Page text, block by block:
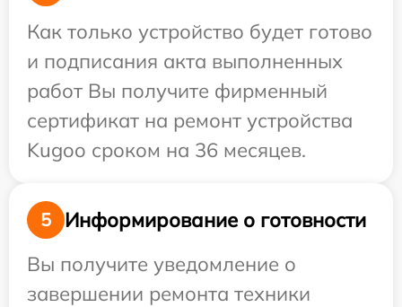
Как только устройство будет готово
и подписания акта выполненных
работ Вы получите фирменный
сертификат на ремонт устройства
Kugoo сроком на 36 месяцев.
5
Информирование о готовности
Вы получите уведомление о
завершении ремонта техники